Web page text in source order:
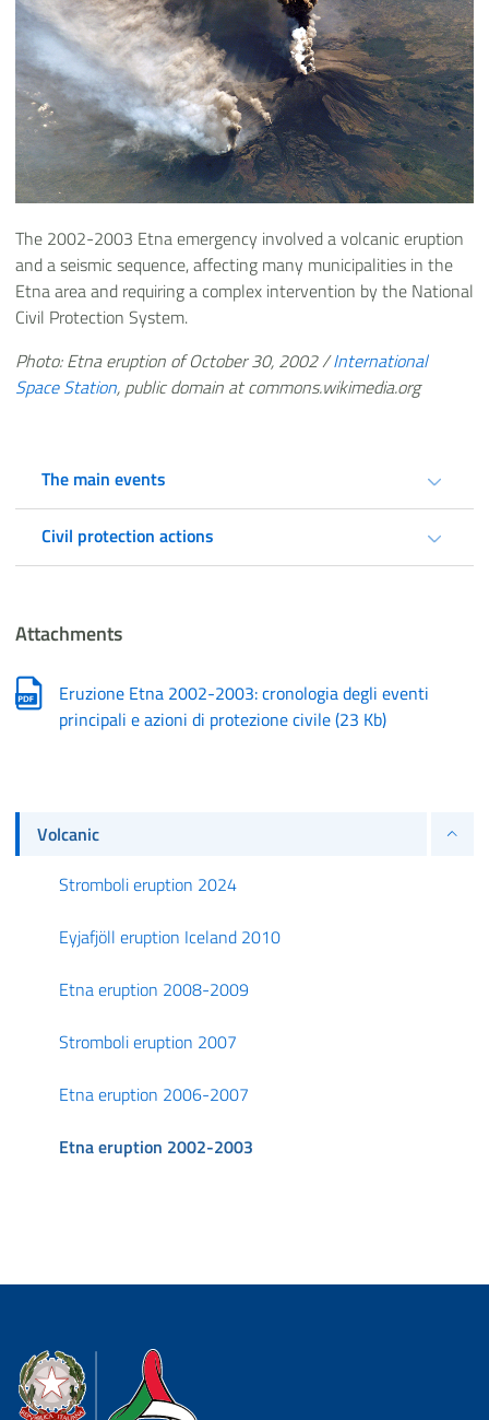
The 2002-2003 Etna emergency involved a volcanic eruption
and a seismic sequence, affecting many municipalities in the
Etna area and requiring a complex intervention by the National
Civil Protection System.
Photo: Etna eruption of October 30, 2002 /International
Space Station, public domain at commons.wikimedia.org
The main events
Civil protection actions
Attachments
Eruzione Etna 2002-2003: cronologia degli eventi
principali e azioni di protezione civile(23 Kb)
Volcanic
Stromboli eruption 2024
Eyjafjöll eruption Iceland 2010
Etna eruption 2008-2009
Stromboli eruption 2007
Etna eruption 2006-2007
Etna eruption 2002-2003
Dipartimento della Protezione Civile